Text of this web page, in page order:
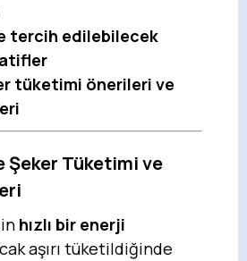
tercih edilebilecek
tüketimi önerileri ve
Şeker Tüketimi ve
hızlı bir enerji
aşırı tüketildiğinde